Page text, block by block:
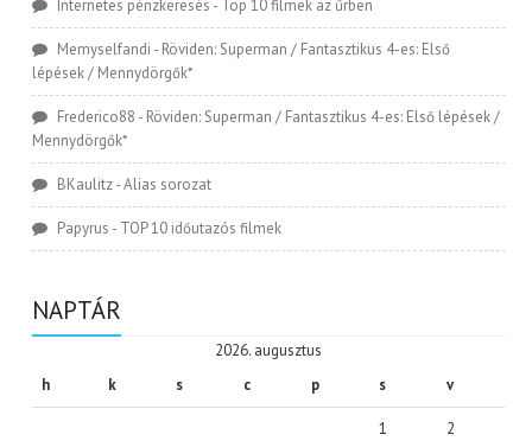
Internetes pénzkeresés - Top 10 filmek az űrben
Memyselfandi - Röviden: Superman / Fantasztikus 4-es: Első
lépések / Mennydörgők*
Frederico88 - Röviden: Superman / Fantasztikus 4-es: Első lépések /
Mennydörgők*
BKaulitz-Alias sorozat
Papyrus - TOP 10 időutazós filmek
NAPTÁR
2026. augusztus
h
k s c p s v
1 2